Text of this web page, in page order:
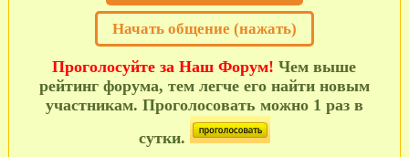
Начать общение (нажать)
Проголосуйте за Наш Форум! Чем выше
рейтинг форума, тем легче его найти новым
участникам. Проголосовать можно 1 раз в
сутки.